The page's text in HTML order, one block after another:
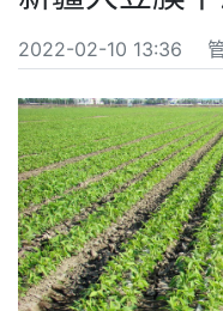
2022-02-10 13:36